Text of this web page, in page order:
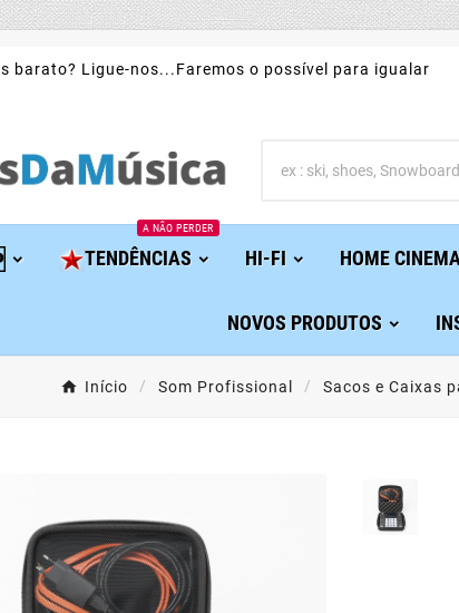
barato? Ligue-nos...Faremos o possível para igualar
TENDÊNCIAS
A NÃO PERDER
HI-FI HOME
NOVOS PRODUTOS
Início Som Profissional Sacos e Caixas